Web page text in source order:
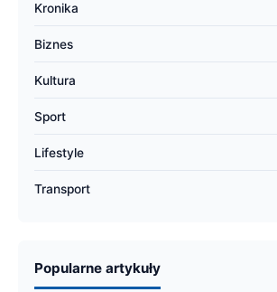
Kronika
Biznes
Kultura
Sport
Lifestyle
Transport
Popularne artykuły